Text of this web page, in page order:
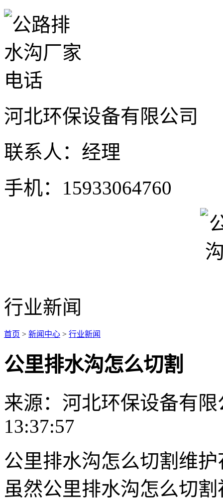
河北环保设备有限公司
联系人：经理
手机：15933064760
行业新闻
首页 > 新闻中心 > 行业新闻
公里排水沟怎么切割
来源：河北环保设备有限
13:37:57
公里排水沟怎么切割维
虽然公里排水沟怎么切